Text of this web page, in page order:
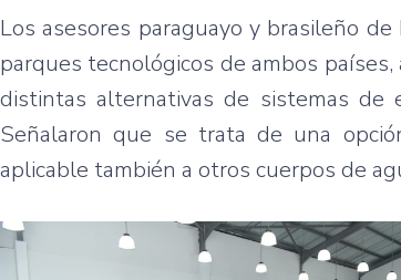
Los asesores paraguayo y brasileño
parques tecnológicos de ambos
distintas alternativas de sistemas de
Señalaron que se trata de una
aplicable también a otros cuerpos de